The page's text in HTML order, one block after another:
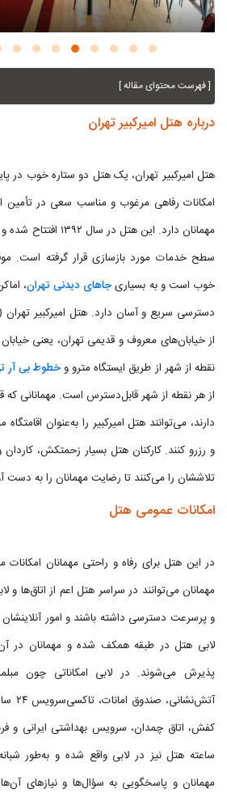
[ فهرست محتوای مقاله ]
درباره هتل امیرکبیر تهران
هتل امیرکبیر تهران، یک هتل دو ستاره خوب در
امکانات رفاهی مرغوب و مناسب سعی در
سطح خدمات مورد بازسازی قرار گرفته است.
خوب است و به بسیاریجاهای دیدنی تهران،
از خیابان‌های معروف و قدیمی تهران، یعنی
نقطه از شهر از طریق ایستگاه مترو وخطوط بی آر
از هر نقطه از شهر قابل‌دسترس است. مهمانانی که
دارند، می‌توانند هتل امیرکبیر را به‌عنوان
و رزرو کنند. کارکنان هتل بسیار زحمتکش،
تلاششان را می‌کنند تا رضایت مهمانان را به دست
امکانات عمومی هتل
در این هتل برای رفاه و راحتی مهمانان امکانات
مهمانان می‌توانند در سراسر هتل اعم از اتاق‌ها و
و پرسرعت دسترسی داشته باشند و امور
لابی هتل در طبقه همکف شده و مهمانان در آن
پذیرش می‌شوند. در لابی امکاناتی چون
ساعته هتل نیز در لابی واقع شده و به‌طور
مهمانان و پاسخگویی به سؤال‌ها و نیازهای